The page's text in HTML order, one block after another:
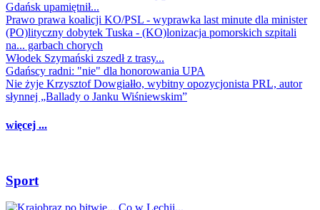
Gdańsk upamiętnił...
Prawo prawa koalicji KO/PSL - wyprawka last minute dla minister
(PO)lityczny dobytek Tuska - (KO)lonizacja pomorskich szpitali
na... garbach chorych
Włodek Szymański zszedł z trasy...
Gdańscy radni: "nie" dla honorowania UPA
Nie żyje Krzysztof Dowgiałło, wybitny opozycjonista PRL, autor
słynnej „Ballady o Janku Wiśniewskim”
więcej ...
Sport